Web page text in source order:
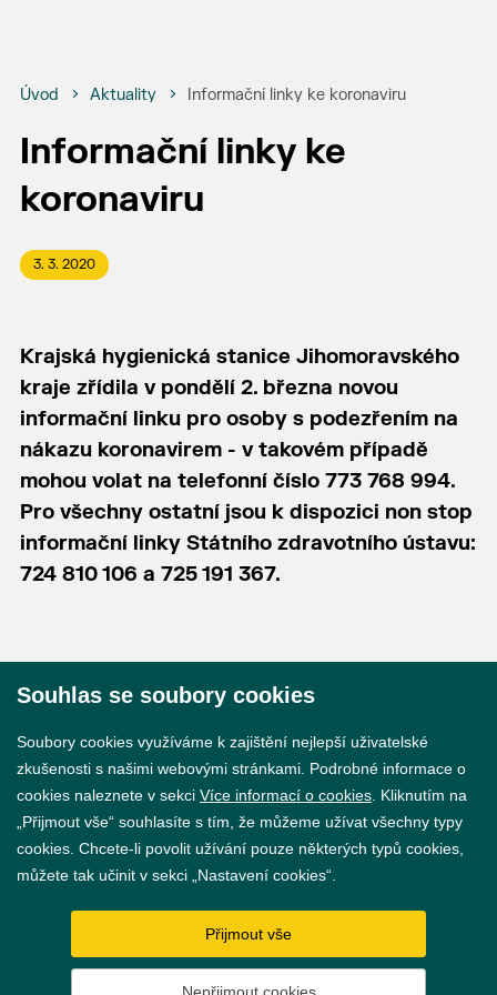
Úvod Aktuality Informační linky ke koronaviru
Informační linky ke
koronaviru
3. 3. 2020
Krajská hygienická stanice Jihomoravského
kraje zřídila v pondělí 2. března novou
informační linku pro osoby s podezřením na
nákazu koronavirem - v takovém případě
mohou volat na telefonní číslo 773 768 994.
Pro všechny ostatní jsou k dispozici non stop
informační linky Státního zdravotního ústavu:
724 810 106 a 725 191 367.
GDPR
Nastavení cookies
Souhlas se soubory cookies
Soubory cookies využíváme k zajištění nejlepší uživatelské
zkušenosti s našimi webovými stránkami. Podrobné informace o
cookies naleznete v sekci Více informací o cookies . Kliknutím na
„Přijmout vše“ souhlasíte s tím, že můžeme užívat všechny typy
cookies. Chcete-li povolit užívání pouze některých typů cookies,
můžete tak učinit v sekci „Nastavení cookies“.
Přijmout vše